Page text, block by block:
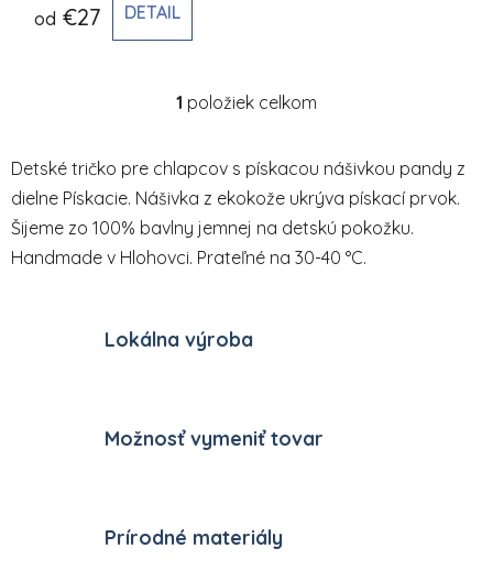
od €27 DETAIL
Ovládacie prvky výpisu
1 položiek celkom
Detské tričko pre chlapcov s pískacou nášivkou pandy z
dielne Pískacie. Nášivka z ekokože ukrýva pískací prvok.
Šijeme zo 100% bavlny jemnej na detskú pokožku.
Handmade v Hlohovci. Prateľné na 30-40 °C.
Lokálna výroba
Možnosť vymeniť tovar
Prírodné materiály